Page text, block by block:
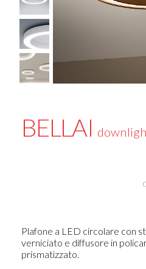
BELLAI
Plafone a LED circolare con
verniciato e diffusore in
prismatizzato.